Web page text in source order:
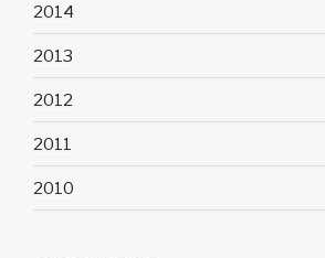
2014
2013
2012
2011
2010